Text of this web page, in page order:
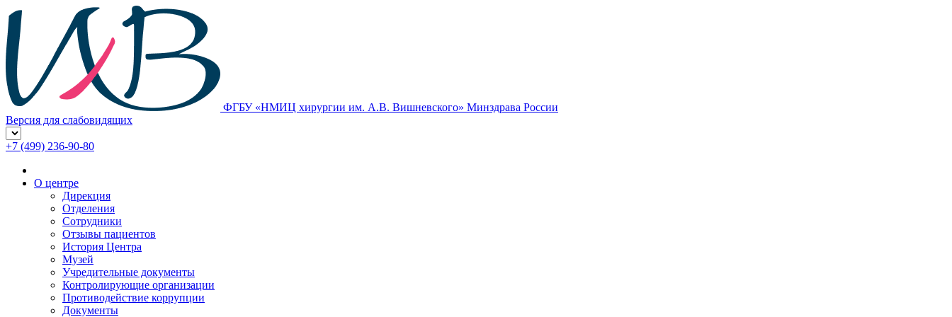
ФГБУ «НМИЦ хирургии им. А.В. Вишневского» Минздрава России
Версия для слабовидящих
+7 (499) 236-90-80
О центре
Дирекция
Отделения
Сотрудники
Отзывы пациентов
История Центра
Музей
Учредительные документы
Контролирующие организации
Противодействие коррупции
Документы